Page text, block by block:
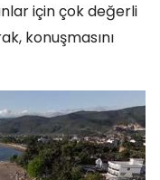
için çok değerli
konuşmasını